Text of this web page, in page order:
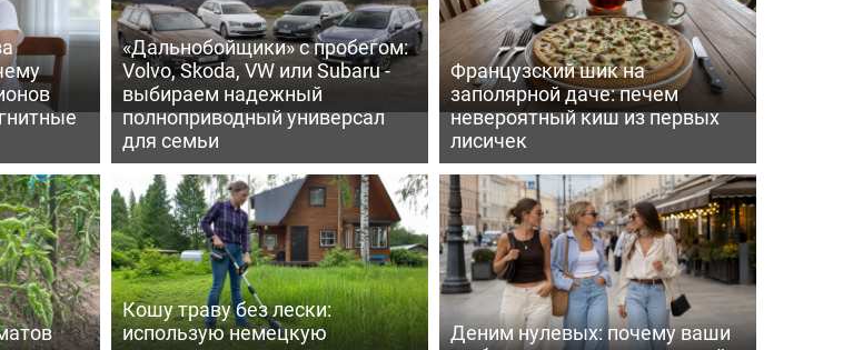
«Дальнобойщики» с пробегом:
Volvo, Skoda, VW или Subaru -
выбираем надежный
полноприводный универсал
для семьи
Французский шик на
заполярной даче: печем
невероятный киш из первых
лисичек
Кошу траву без лески:
использую немецкую
Деним нулевых: почему ваши